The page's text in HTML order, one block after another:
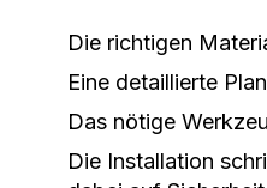
Die richtigen
Eine detaillierte
Das nötige
Die Installation